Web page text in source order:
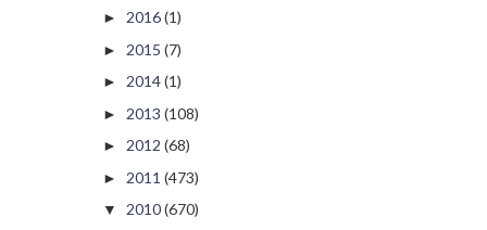
► 2016(1)
► 2015 (7)
► 2014(1)
► 2013 (108)
► 2012 (68)
► 2011 (473)
▼ 2010(670)